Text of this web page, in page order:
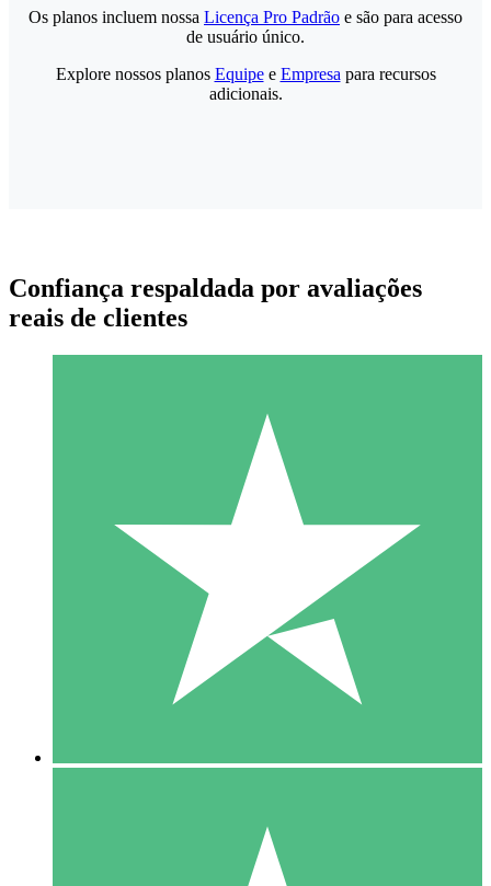
Pacotes de Créditos Individuais
Pague conforme o uso com créditos de download. Sem
1000
10 Downloads
20 00
Os planos incluem nossa Licença Pro Padrão e são para acesso
de usuário único.
Explore nossos planos Equipee Empresa para recursos
adicionais.
Confiança respaldada por avaliações
reais de clientes